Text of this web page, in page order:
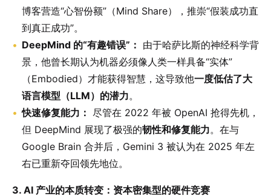
博客营造“心智份额”（Mind Share），推崇“假装成功直
到真正成功”。
DeepMind 的“有趣错误”： 由于哈萨比斯的神经科学背
景，他曾长期认为机器必须像人类一样具备“实体”
（Embodied）才能获得智慧，这导致他一度低估了大
语言模型（LLM）的潜力。
快速修复能力： 尽管在 2022 年被 OpenAI 抢得先机，
但 DeepMind 展现了极强的韧性和修复能力。在与
Google Brain 合并后，Gemini 3 被认为在 2025 年左
右已重新夺回领先地位。
3. AI 产业的本质转变：资本密集型的硬件竞赛